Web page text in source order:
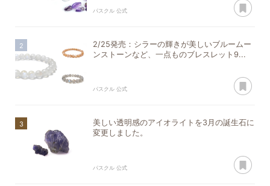
パスクル 公式
2/25発売：シラーの輝きが美しいブルームー
ンストーンなど、一点ものブレスレット9...
パスクル 公式
美しい透明感のアイオライトを3月の誕生石に
変更しました。
パスクル 公式